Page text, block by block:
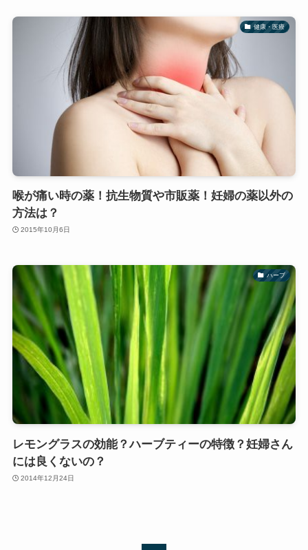
健康・医療
喉が痛い時の薬！抗生物質や市販薬！妊婦の薬以外の
方法は？
2015年10月6日
ハーブ
レモングラスの効能？ハーブティーの特徴？妊婦さん
には良くないの？
2014年12月24日